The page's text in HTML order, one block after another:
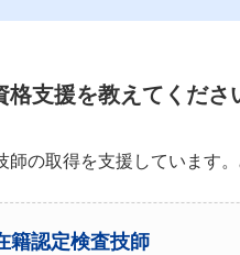
格支援を教えてくださ
師の取得を支援しています
籍認定検査技師